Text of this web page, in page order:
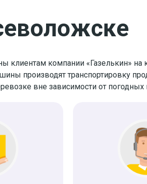
компании «Газелькин» на
производят транспортировку
вне зависимости от погодных